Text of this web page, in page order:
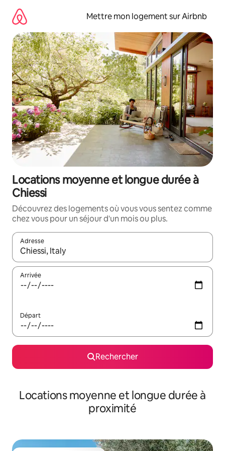
directement
contenu
Mettre mon logement sur Airbnb
Locations moyenne et longue durée à
Chiessi
Découvrez des logements où vous vous sentez comme
chez vous pour un séjour d'un mois ou plus.
Adresse
Lorsque les résultats s'affichent, utilisez les flèches vers le
Arrivée
Départ
Rechercher
Locations moyenne et longue durée à
proximité